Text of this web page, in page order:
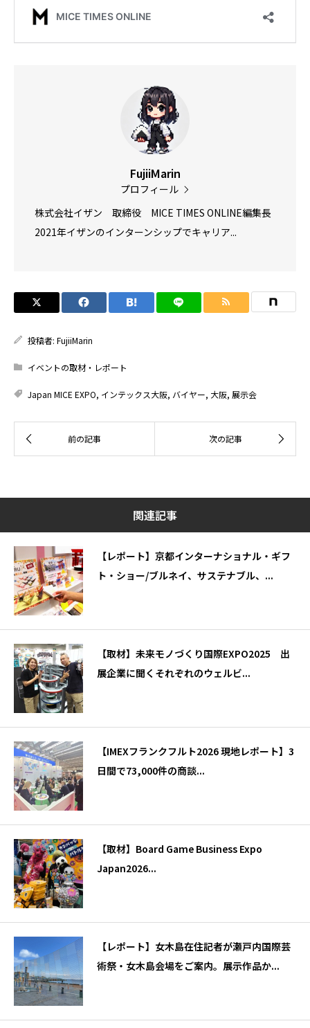
FujiiMarin
プロフィール
株式会社イザン 取締役 MICE TIMES ONLINE編集長
2021年イザンのインターンシップでキャリア...
投稿者: FujiiMarin
イベントの取材・レポート
Japan MICE EXPO, インテックス大阪, バイヤー, 大阪, 展示会
関連記事
【レポート】京都インターナショナル・ギフ
ト・ショー/ブルネイ、サステナブル、...
【取材】未来モノづくり国際EXPO2025 出
展企業に聞くそれぞれのウェルビ...
【IMEXフランクフルト2026 現地レポート】3
日間で73,000件の商談...
【取材】Board Game Business Expo
Japan2026...
【レポート】女木島在住記者が瀬戸内国際芸
術祭・女木島会場をご案内。展示作品か...